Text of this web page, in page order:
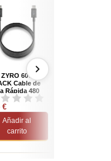
60W-
Cable de
Rápida 480
60W USB 2.0
a USB-C 1 M
€
Añadir al
carrito